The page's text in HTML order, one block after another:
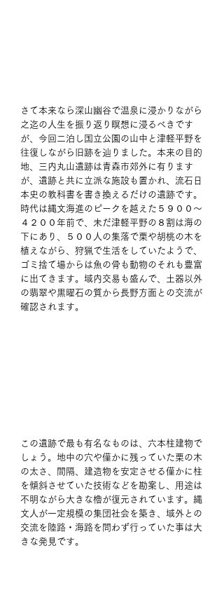
さて本来なら深山幽谷で温泉に浸かりながら
之迄の人生を振り返り瞑想に浸るべきです
が、今回二泊し国立公園の山中と津軽平野を
往復しながら旧跡を辿りました。本来の目的
地、三内丸山遺跡は青森市郊外に有ります
が、遺跡と共に立派な施設も置かれ、流石日
本史の教科書を書き換えるだけの遺跡です。
時代は縄文海進のピークを越えた５９００～
４２００年前で、未だ津軽平野の８割は海の
下にあり、５００人の集落で栗や胡桃の木を
植えながら、狩猟で生活をしていたようで、
ゴミ捨て場からは魚の骨も動物のそれも豊富
に出てきます。域内交易も盛んで、土器以外
の翡翠や黒曜石の質から長野方面との交流が
確認されます。
この遺跡で最も有名なものは、六本柱建物で
しょう。地中の穴や僅かに残っていた栗の木
の太さ、間隔、建造物を安定させる僅かに柱
を傾斜させていた技術などを勘案し、用途は
不明ながら大きな櫓が復元されています。縄
文人が一定規模の集団社会を築き、域外との
交流を陸路・海路を問わず行っていた事は大
きな発見です。